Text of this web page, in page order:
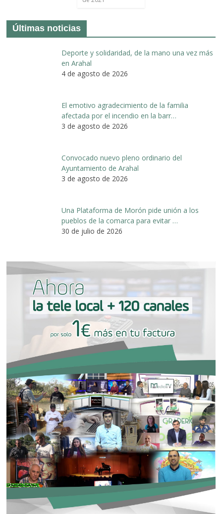
Últimas noticias
Deporte y solidaridad, de la mano una vez más
en Arahal
4 de agosto de 2026
El emotivo agradecimiento de la familia
afectada por el incendio en la barr…
3 de agosto de 2026
Convocado nuevo pleno ordinario del
Ayuntamiento de Arahal
3 de agosto de 2026
Una Plataforma de Morón pide unión a los
pueblos de la comarca para evitar …
30 de julio de 2026